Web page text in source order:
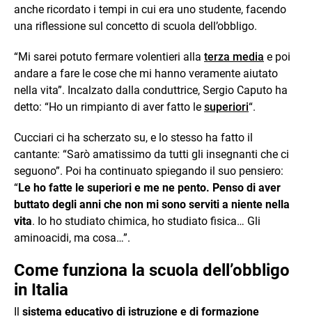
anche ricordato i tempi in cui era uno studente, facendo
una riflessione sul concetto di scuola dell’obbligo.
“Mi sarei potuto fermare volentieri alla terza media e poi
andare a fare le cose che mi hanno veramente aiutato
nella vita”. Incalzato dalla conduttrice, Sergio Caputo ha
detto: “Ho un rimpianto di aver fatto le superiori“.
Cucciari ci ha scherzato su, e lo stesso ha fatto il
cantante: “Sarò amatissimo da tutti gli insegnanti che ci
seguono”. Poi ha continuato spiegando il suo pensiero:
“Le ho fatte le superiori e me ne pento. Penso di aver
buttato degli anni che non mi sono serviti a niente nella
vita. Io ho studiato chimica, ho studiato fisica… Gli
aminoacidi, ma cosa…”.
Come funziona la scuola dell’obbligo
in Italia
Il sistema educativo di istruzione e di formazione